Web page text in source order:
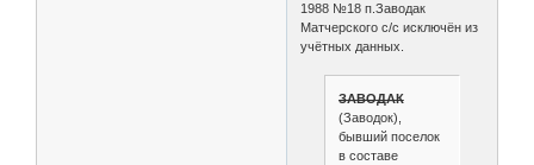
1988 №18 п.Заводак
Матчерского с/с исключён из
учётных данных.
ЗАВОДАК
(Заводок),
бывший поселок
в составе